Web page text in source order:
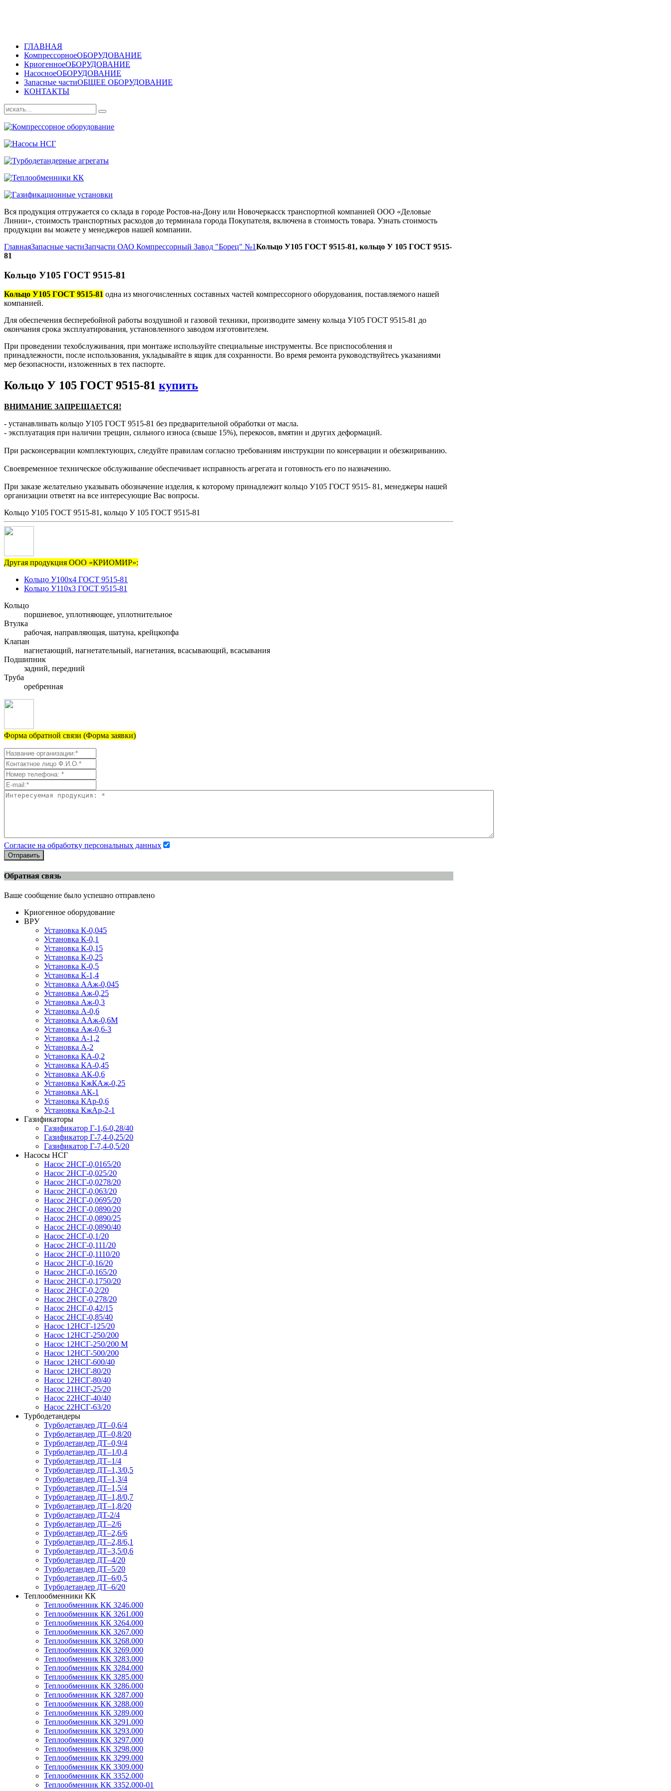
ГЛАВНАЯ
КомпрессорноеОБОРУДОВАНИЕ
КриогенноеОБОРУДОВАНИЕ
НасосноеОБОРУДОВАНИЕ
Запасные частиОБЩЕЕ ОБОРУДОВАНИЕ
КОНТАКТЫ
Вся продукция отгружается со склада в городе Ростов-на-Дону или Новочеркасск транспортной компанией ООО «Деловые
Линии», стоимость транспортных расходов до терминала города Покупателя, включена в стоимость товара. Узнать стоимость
продукции вы можете у менеджеров нашей компании.
ГлавнаяЗапасные частиЗапчасти ОАО Компрессорный Завод "Борец" №1Кольцо У105 ГОСТ 9515-81, кольцо У 105 ГОСТ 9515-
81
Кольцо У105 ГОСТ 9515-81
Кольцо У105 ГОСТ 9515-81 одна из многочисленных составных частей компрессорного оборудования, поставляемого нашей
компанией.
Для обеспечения бесперебойной работы воздушной и газовой техники, производите замену кольца У105 ГОСТ 9515-81 до
окончания срока эксплуатирования, установленного заводом изготовителем.
При проведении техобслуживания, при монтаже используйте специальные инструменты. Все приспособления и
принадлежности, после использования, укладывайте в ящик для сохранности. Во время ремонта руководствуйтесь указаниями
мер безопасности, изложенных в тех паспорте.
Кольцо У 105 ГОСТ 9515-81 купить
ВНИМАНИЕ ЗАПРЕЩАЕТСЯ!
- устанавливать кольцо У105 ГОСТ 9515-81 без предварительной обработки от масла.
- эксплуатация при наличии трещин, сильного износа (свыше 15%), перекосов, вмятин и других деформаций.
При расконсервации комплектующих, следуйте правилам согласно требованиям инструкции по консервации и обезжириванию.
Своевременное техническое обслуживание обеспечивает исправность агрегата и готовность его по назначению.
При заказе желательно указывать обозначение изделия, к которому принадлежит кольцо У105 ГОСТ 9515- 81, менеджеры нашей
организации ответят на все интересующие Вас вопросы.
Кольцо У105 ГОСТ 9515-81, кольцо У 105 ГОСТ 9515-81
Другая продукция ООО «КРИОМИР»:
Кольцо У100х4 ГОСТ 9515-81
Кольцо У110х3 ГОСТ 9515-81
Кольцо
поршневое, уплотняющее, уплотнительное
Втулка
рабочая, направляющая, шатуна, крейцкопфа
Клапан
нагнетающий, нагнетательный, нагнетания, всасывающий, всасывания
Подшипник
задний, передний
Труба
оребренная
Форма обратной связи (Форма заявки)
Согласие на обработку персональных данных
Отправить
Обратная связь
Ваше сообщение было успешно отправлено
Криогенное оборудование
ВРУ
Установка К-0,045
Установка К-0,1
Установка К-0,15
Установка К-0,25
Установка К-0,5
Установка К-1,4
Установка ААж-0,045
Установка Аж-0,25
Установка Аж-0,3
Установка А-0,6
Установка ААж-0,6М
Установка Аж-0,6-3
Установка А-1,2
Установка А-2
Установка КА-0,2
Установка КА-0,45
Установка АК-0,6
Установка КжКАж-0,25
Установка АК-1
Установка КАр-0,6
Установка КжАр-2-1
Газификаторы
Газификатор Г-1,6-0,28/40
Газификатор Г-7,4-0,25/20
Газификатор Г-7,4-0,5/20
Насосы НСГ
Насос 2НСГ-0,0165/20
Насос 2НСГ-0,025/20
Насос 2НСГ-0,0278/20
Насос 2НСГ-0,063/20
Насос 2НСГ-0,0695/20
Насос 2НСГ-0,0890/20
Насос 2НСГ-0,0890/25
Насос 2НСГ-0,0890/40
Насос 2НСГ-0,1/20
Насос 2НСГ-0,111/20
Насос 2НСГ-0,1110/20
Насос 2НСГ-0,16/20
Насос 2НСГ-0,165/20
Насос 2НСГ-0,1750/20
Насос 2НСГ-0,2/20
Насос 2НСГ-0,278/20
Насос 2НСГ-0,42/15
Насос 2НСГ-0,85/40
Насос 12НСГ-125/20
Насос 12НСГ-250/200
Насос 12НСГ-250/200 М
Насос 12НСГ-500/200
Насос 12НСГ-600/40
Насос 12НСГ-80/20
Насос 12НСГ-80/40
Насос 21НСГ-25/20
Насос 22НСГ-40/40
Насос 22НСГ-63/20
Турбодетандеры
Турбодетандер ДТ–0,6/4
Турбодетандер ДТ–0,8/20
Турбодетандер ДТ–0,9/4
Турбодетандер ДТ–1/0,4
Турбодетандер ДТ–1/4
Турбодетандер ДТ–1,3/0,5
Турбодетандер ДТ–1,3/4
Турбодетандер ДТ–1,5/4
Турбодетандер ДТ–1,8/0,7
Турбодетандер ДТ–1,8/20
Турбодетандер ДТ-2/4
Турбодетандер ДТ–2/6
Турбодетандер ДТ–2,6/6
Турбодетандер ДТ–2,8/6,1
Турбодетандер ДТ–3,5/0,6
Турбодетандер ДТ–4/20
Турбодетандер ДТ–5/20
Турбодетандер ДТ–6/0,5
Турбодетандер ДТ–6/20
Теплообменники КК
Теплообменник КК 3246.000
Теплообменник КК 3261.000
Теплообменник КК 3264.000
Теплообменник КК 3267.000
Теплообменник КК 3268.000
Теплообменник КК 3269.000
Теплообменник КК 3283.000
Теплообменник КК 3284.000
Теплообменник КК 3285.000
Теплообменник КК 3286.000
Теплообменник КК 3287.000
Теплообменник КК 3288.000
Теплообменник КК 3289.000
Теплообменник КК 3291.000
Теплообменник КК 3293.000
Теплообменник КК 3297.000
Теплообменник КК 3298.000
Теплообменник КК 3299.000
Теплообменник КК 3309.000
Теплообменник КК 3352.000
Теплообменник КК 3352.000-01